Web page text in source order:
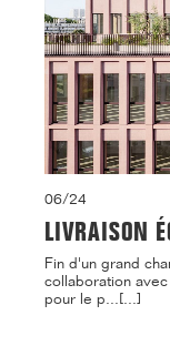
06/24
LIVRAISON
Fin d'un grand
collaboration
pour le p...[...]